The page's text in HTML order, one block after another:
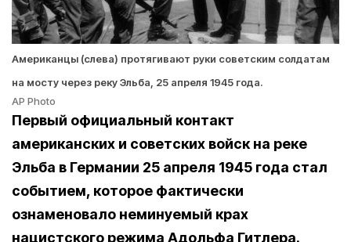
Американцы (слева) протягивают руки советским солдатам
на мосту через реку Эльба, 25 апреля 1945 года.
AP Photo
Первый официальный контакт
американских и советских войск на реке
Эльба в Германии 25 апреля 1945 года стал
событием, которое фактически
ознаменовало неминуемый крах
нацистского режима Адольфа Гитлера.